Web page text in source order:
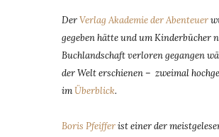
DerVerlag Akademie der Abenteuer
gegeben hätte und um Kinderbücher
Buchlandschaft verloren gegangen
der Welt erschienen – zweimal
imÜberblick.
Boris Pfeifferist einer der